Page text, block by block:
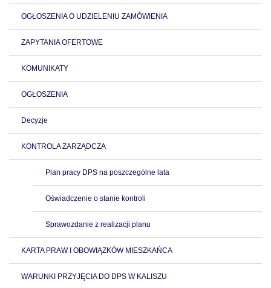
OGŁOSZENIA O UDZIELENIU ZAMÓWIENIA
ZAPYTANIA OFERTOWE
KOMUNIKATY
OGŁOSZENIA
Decyzje
KONTROLA ZARZĄDCZA
Plan pracy DPS na poszczególne lata
Oświadczenie o stanie kontroli
Sprawozdanie z realizacji planu
KARTA PRAW I OBOWIĄZKÓW MIESZKAŃCA
WARUNKI PRZYJĘCIA DO DPS W KALISZU